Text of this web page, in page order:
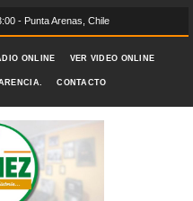
- Punta Arenas, Chile
ONLINE VER VIDEO ONLINE
CONTACTO